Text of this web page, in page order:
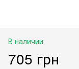
В наличии
705 грн